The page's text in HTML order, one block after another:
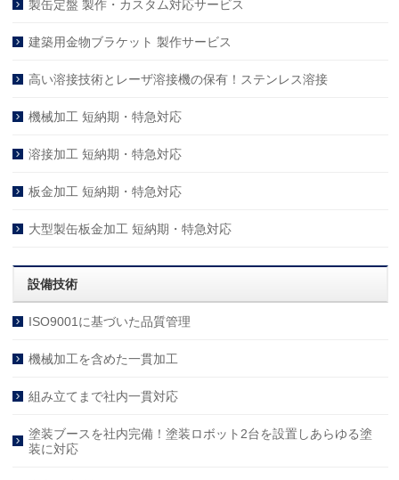
製缶定盤 製作・カスタム対応サービス
建築用金物ブラケット 製作サービス
高い溶接技術とレーザ溶接機の保有！ステンレス溶接
機械加工 短納期・特急対応
溶接加工 短納期・特急対応
板金加工 短納期・特急対応
大型製缶板金加工 短納期・特急対応
設備技術
ISO9001に基づいた品質管理
機械加工を含めた一貫加工
組み立てまで社内一貫対応
塗装ブースを社内完備！塗装ロボット2台を設置しあらゆる塗
装に対応